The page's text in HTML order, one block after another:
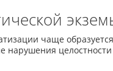
чаще
нарушения